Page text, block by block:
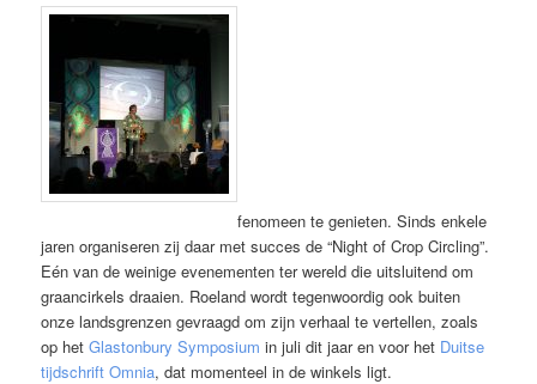
fenomeen te genieten. Sinds enkele
jaren organiseren zij daar met succes de “Night of Crop Circling”.
Eén van de weinige evenementen ter wereld die uitsluitend om
graancirkels draaien. Roeland wordt tegenwoordig ook buiten
onze landsgrenzen gevraagd om zijn verhaal te vertellen, zoals
op hetGlastonbury Symposium in juli dit jaar en voor het Duitse
tijdschrift Omnia, dat momenteel in de winkels ligt.